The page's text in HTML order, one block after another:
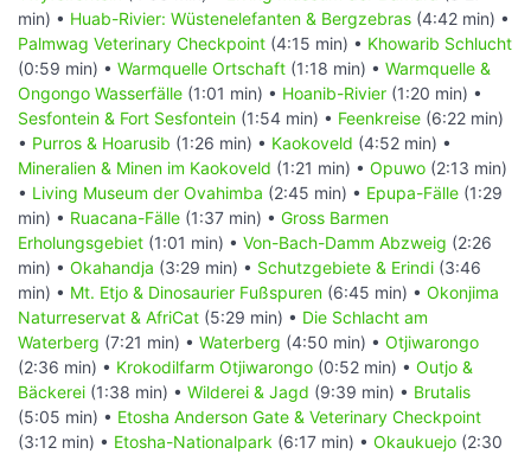
min) • Huab-Rivier: Wüstenelefanten & Bergzebras (4:42 min) •
Palmwag Veterinary Checkpoint (4:15 min) • Khowarib Schlucht
(0:59 min) • Warmquelle Ortschaft (1:18 min) • Warmquelle &
Ongongo Wasserfälle (1:01 min) • Hoanib-Rivier (1:20 min) •
Sesfontein & Fort Sesfontein (1:54 min) • Feenkreise (6:22 min)
• Purros & Hoarusib (1:26 min) • Kaokoveld (4:52 min) •
Mineralien & Minen im Kaokoveld (1:21 min) • Opuwo (2:13 min)
• Living Museum der Ovahimba (2:45 min) • Epupa-Fälle (1:29
min) • Ruacana-Fälle (1:37 min) • Gross Barmen
Erholungsgebiet (1:01 min) • Von-Bach-Damm Abzweig (2:26
min) • Okahandja (3:29 min) • Schutzgebiete & Erindi (3:46
min) • Mt. Etjo & Dinosaurier Fußspuren (6:45 min) • Okonjima
Naturreservat & AfriCat (5:29 min) • Die Schlacht am
Waterberg (7:21 min) • Waterberg (4:50 min) • Otjiwarongo
(2:36 min) • Krokodilfarm Otjiwarongo (0:52 min) • Outjo &
Bäckerei (1:38 min) • Wilderei & Jagd (9:39 min) • Brutalis
(5:05 min) • Etosha Anderson Gate & Veterinary Checkpoint
(3:12 min) • Etosha-Nationalpark (6:17 min) • Okaukuejo (2:30